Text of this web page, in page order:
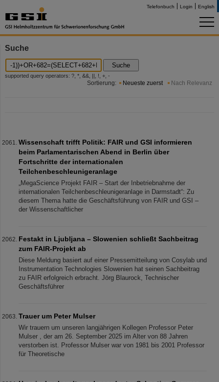
Telefonbuch Login English
Suche
Suche
supported query operators: ?, *, &&, ||, !, +, -
Sortierung: Neueste zuerst Nach Relevanz
Wissenschaft trifft Politik: FAIR und GSI informieren
beim Parlamentarischen Abend in Berlin über
Fortschritte der internationalen
Teilchenbeschleunigeranlage
„MegaScience Projekt FAIR – Start der Inbetriebnahme der
internationalen Teilchenbeschleunigeranlage in Darmstadt“: Zu
diesem Thema hatte die Geschäftsführung von FAIR und GSI –
der Wissenschaftlicher
Festakt in Ljubljana – Slowenien schließt Sachbeitrag
zum FAIR-Projekt ab
Diese Meldung basiert auf einer Pressemitteilung von Cosylab und
Instrumentation Technologies Slowenien hat seinen Sachbeitrag
zu FAIR erfolgreich erbracht. Jörg Blaurock, Technischer
Geschäftsführer
Trauer um Peter Mulser
Wir trauern um unseren langjährigen Kollegen Professor Peter
Mulser , der am 26. September 2025 im Alter von 88 Jahren
verstorben ist. Professor Mulser war von 1981 bis 2001 Professor
für Theoretische